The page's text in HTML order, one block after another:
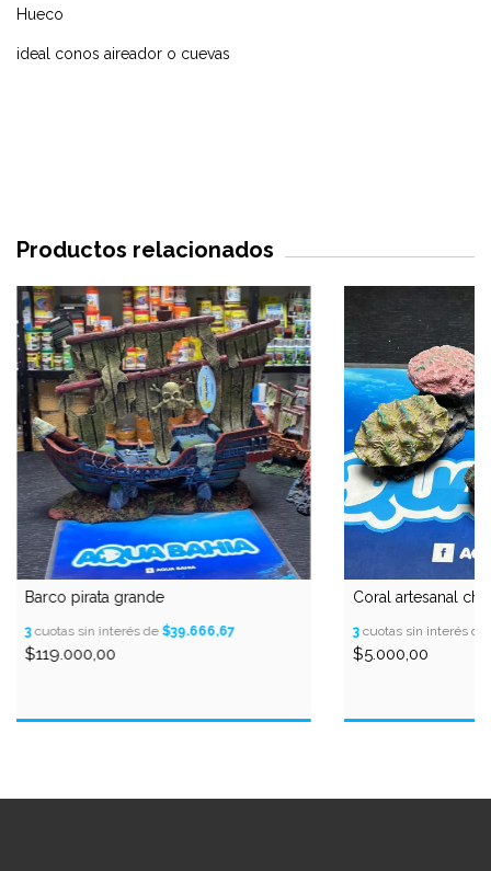
Hueco
ideal conos aireador o cuevas
Productos relacionados
Barco pirata grande
3cuotas sin interés de $39.666,67
$119.000,00
Coral artesanal
3cuotas sin interés de
$5.000,00